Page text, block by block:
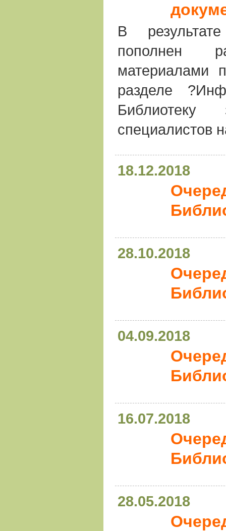
В
пополнен
материалами
разделе
специалистов
18.12.2018
28.10.2018
04.09.2018
16.07.2018
28.05.2018